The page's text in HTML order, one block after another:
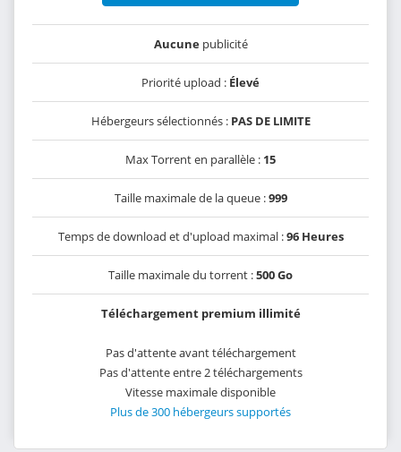
Aucunepublicité
Priorité upload : Élevé
Hébergeurs sélectionnés : PAS DE LIMITE
Max Torrent en parallèle : 15
Taille maximale de la queue :999
Temps de download et d'upload maximal :96 Heures
Taille maximale du torrent :500 Go
Téléchargement premium illimité
Pas d'attente avant téléchargement
Pas d'attente entre 2 téléchargements
Vitesse maximale disponible
Plus de 300 hébergeurs supportés